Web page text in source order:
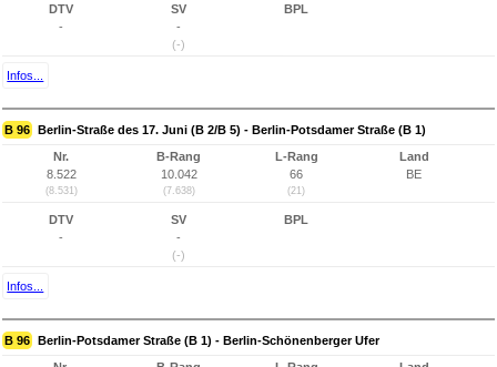
DTV
-
SV
-
(-)
BPL
Infos...
B 96 Berlin-Straße des 17. Juni (B 2/B 5) - Berlin-Potsdamer Straße (B 1)
Nr.
8.522
(8.531)
B-Rang
10.042
(7.638)
L-Rang
66
(21)
Land
BE
DTV
-
SV
-
(-)
BPL
Infos...
B 96 Berlin-Potsdamer Straße (B 1) - Berlin-Schönenberger Ufer